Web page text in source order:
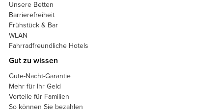
Unsere Betten
Barrierefreiheit
Frühstück & Bar
WLAN
Fahrradfreundliche Hotels
Gut zu wissen
Gute-Nacht-Garantie
Mehr für Ihr Geld
Vorteile für Familien
So können Sie bezahlen